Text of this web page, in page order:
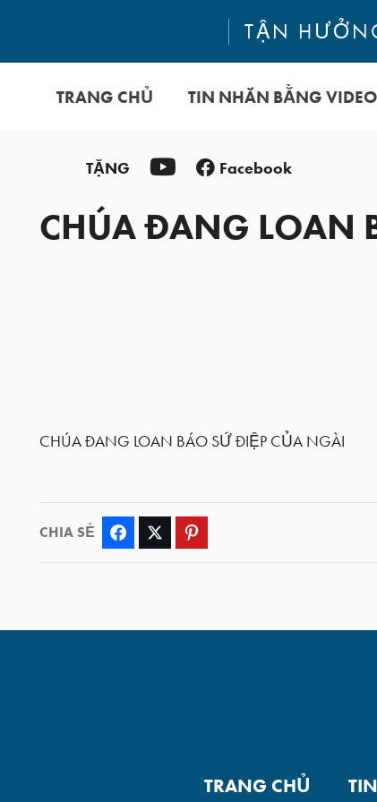
TẬN
TRANG CHỦ TIN NHẮN BẰNG VIDEO
TẶNG YouTubeFacebook
CHÚA ĐANG LOAN
CHÚA ĐANG LOAN BÁO SỨ ĐIỆP CỦA NGÀI
CHIA SẺ Facebook Twitter
TRANG CHỦ